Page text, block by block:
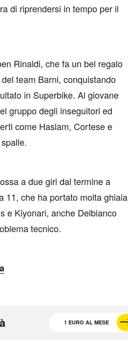
di riprendersi in tempo per il
Rinaldi, che fa un bel regalo
team Barni, conquistando
in Superbike. Al giovane
gruppo degli inseguitori ed
come Haslam, Cortese e
a due giri dal termine a
11, che ha portato molta ghiaia
e Kiyonari, anche Delbianco
tecnico.
1 EURO AL MESE